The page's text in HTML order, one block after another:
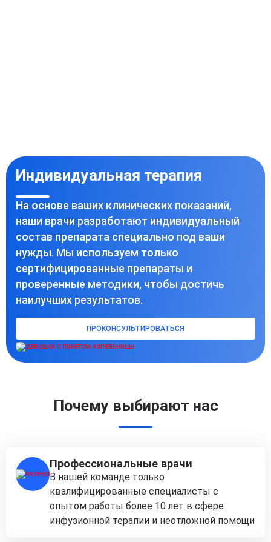
Индивидуальная терапия
На основе ваших клинических показаний,
наши врачи разработают индивидуальный
состав препарата специально под ваши
нужды. Мы используем только
сертифицированные препараты и
проверенные методики, чтобы достичь
наилучших результатов.
ПРОКОНСУЛЬТИРОВАТЬСЯ
Почему выбирают нас
Профессиональные врачи
В нашей команде только
квалифицированные специалисты с
опытом работы более 10 лет в сфере
инфузионной терапии и неотложной помощи